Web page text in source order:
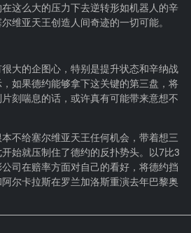
这么大的压力下去逆转形如机器人的辛
维亚天王创造人间奇迹的一切可能。
大的企图心，特别是提升状态和辛纳战
如果德约能够拿下这关键的第三盘，将
刻喘息的话，或许真有可能带来意想不
不给塞尔维亚天王任何机会，带着想三
始就压制住了德约的反扑势头。以7比3
司在赔率方面对自己的看好，将德约挡
尔卡拉斯在罗兰加洛斯重演去年巴黎奥